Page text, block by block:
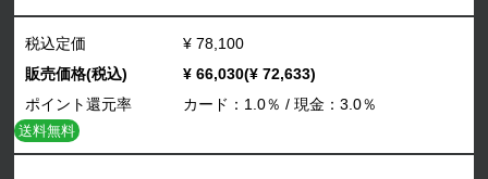
税込定価
¥ 78,100
販売価格(税込)
¥ 66,030(¥ 72,633)
ポイント還元率
カード：1.0％ / 現金：3.0％
送料無料